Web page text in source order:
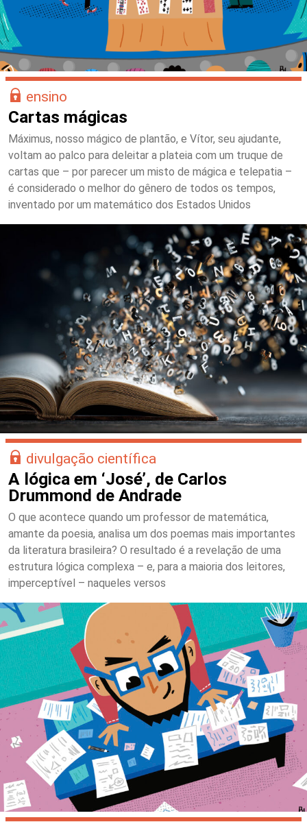
ensino
Cartas mágicas
Máximus, nosso mágico de plantão, e Vítor, seu ajudante,
voltam ao palco para deleitar a plateia com um truque de
cartas que – por parecer um misto de mágica e telepatia –
é considerado o melhor do gênero de todos os tempos,
inventado por um matemático dos Estados Unidos
divulgação científica
A lógica em ‘José’, de Carlos
Drummond de Andrade
O que acontece quando um professor de matemática,
amante da poesia, analisa um dos poemas mais importantes
da literatura brasileira? O resultado é a revelação de uma
estrutura lógica complexa – e, para a maioria dos leitores,
imperceptível – naqueles versos